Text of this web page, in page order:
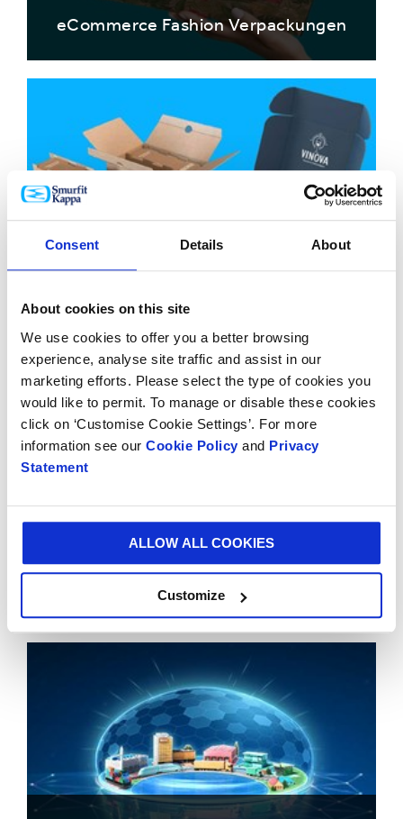
Consent Details About
About cookies on this site
We use cookies to offer you a better browsing
experience, analyse site traffic and assist in our
marketing efforts. Please select the type of cookies you
would like to permit. To manage or disable these cookies
click on ‘Customise Cookie Settings’. For more
information see our Cookie Policy and Privacy
Statement
ALLOW ALL COOKIES
Customize
eCommerce Fashion Verpackungen
Flaschenverpackungen
SERVICES FÜR SIE ENTWICKELT
Services und
Verpackungslösungen,
die Ihr Geschäft
verbessern